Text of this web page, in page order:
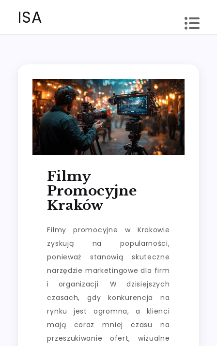
ISA
Filmy
Promocyjne
Kraków
Filmy promocyjne w Krakowie
zyskują na popularności,
ponieważ stanowią skuteczne
narzędzie marketingowe dla firm
i organizacji. W dzisiejszych
czasach, gdy konkurencja na
rynku jest ogromna, a klienci
mają coraz mniej czasu na
przeszukiwanie ofert, wizualne